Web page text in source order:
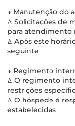
↓ Manutenção do
ꕔ Solicitações de
para atendimento
ꕔ Após este
seguinte
↓ Regimento
ꕔ O regimento
restrições
ꕔ O hóspede é
estabelecidas